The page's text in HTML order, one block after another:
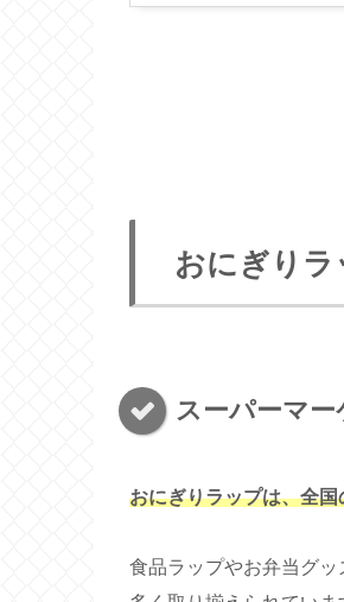
おにぎりラ
スーパーマー
おにぎりラップは、全
食品ラップやお弁当グ